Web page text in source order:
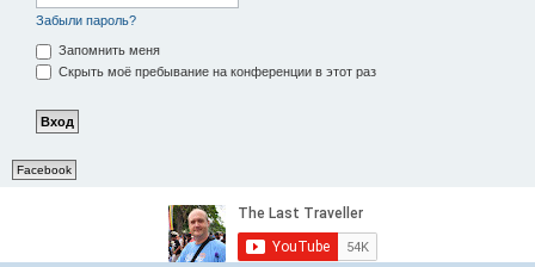
Забыли пароль?
Запомнить меня
Скрыть моё пребывание на конференции в этот раз
Facebook